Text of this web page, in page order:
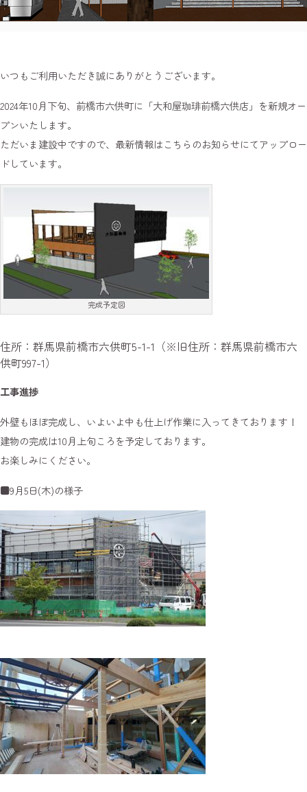
いつもご利用いただき誠にありがとうございます。
2024年10月下旬、前橋市六供町に「大和屋珈琲前橋六供店」を新規オー
プンいたします。
ただいま建設中ですので、最新情報はこちらのお知らせにてアップロー
ドしています。
完成予定図
住所：群馬県前橋市六供町5-1-1（※旧住所：群馬県前橋市六
供町997-1）
工事進捗
外壁もほぼ完成し、いよいよ中も仕上げ作業に入ってきております！
建物の完成は10月上旬ころを予定しております。
お楽しみにください。
■9月5日(木)の様子